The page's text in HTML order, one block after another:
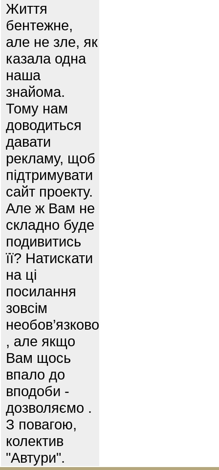
Життя
бентежне,
але не зле, як
казала одна
наша
знайома.
Тому нам
доводиться
давати
рекламу, щоб
підтримувати
сайт проекту.
Але ж Вам не
складно буде
подивитись
її? Натискати
на ці
посилання
зовсім
необов’язково
, але якщо
Вам щось
впало до
вподоби -
дозволяємо .
З повагою,
колектив
"Автури".